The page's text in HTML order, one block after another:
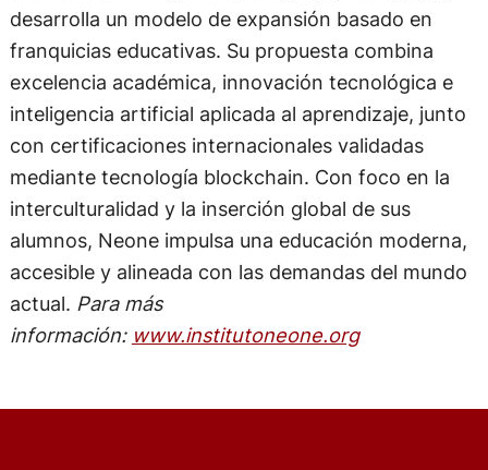
desarrolla un modelo de expansión basado en
franquicias educativas. Su propuesta combina
excelencia académica, innovación tecnológica e
inteligencia artificial aplicada al aprendizaje, junto
con certificaciones internacionales validadas
mediante tecnología blockchain. Con foco en la
interculturalidad y la inserción global de sus
alumnos, Neone impulsa una educación moderna,
accesible y alineada con las demandas del mundo
actual. Para más
información: www.institutoneone.org